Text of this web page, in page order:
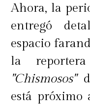
Ahora, la
entregó
espacio
la
"Chismosos"
está próximo